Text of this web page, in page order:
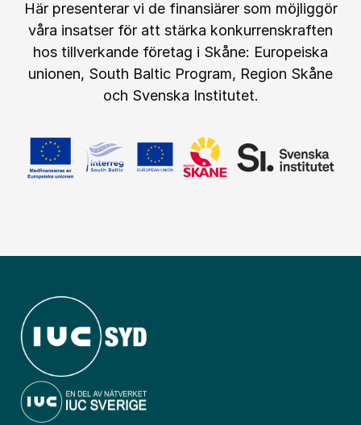
Här presenterar vi de finansiärer som möjliggör
våra insatser för att stärka konkurrenskraften
hos tillverkande företag i Skåne: Europeiska
unionen, South Baltic Program, Region Skåne
och Svenska Institutet.